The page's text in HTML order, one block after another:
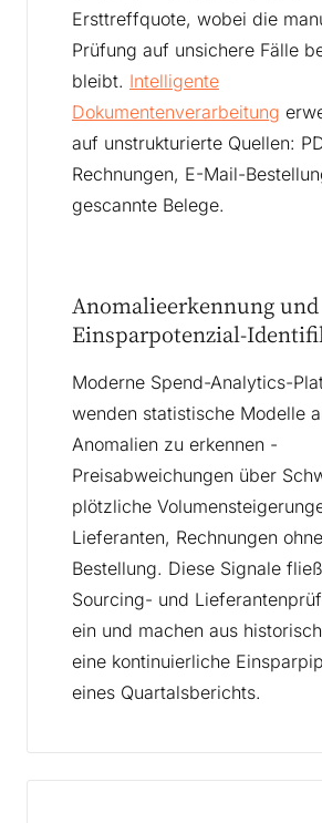
Ersttreffquote, wobei die
Prüfung auf unsichere Fälle
bleibt. Intelligente
Dokumentenverarbeitung
auf unstrukturierte Quellen:
Rechnungen, E-Mail-
gescannte Belege.
Anomalieerkennung und
Einsparpotenzial-
Moderne Spend-Analytics-
wenden statistische Modelle
Anomalien zu erkennen -
Preisabweichungen über
plötzliche
Lieferanten, Rechnungen
Bestellung. Diese Signale
Sourcing- und
ein und machen aus
eine kontinuierliche
eines Quartalsberichts.